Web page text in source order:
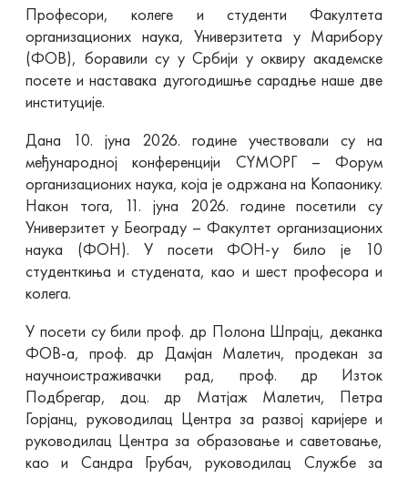
Професори, колеге и студенти Факултета
организационих наука, Универзитета у Марибору
(ФОВ), боравили су у Србији у оквиру академске
посете и наставака дугогодишње сарадње наше две
институције.
Дана 10. јуна 2026. године учествовали су на
међународној конференцији СYМОРГ – Форум
организационих наука, која је одржана на Копаонику.
Након тога, 11. јуна 2026. године посетили су
Универзитет у Београду – Факултет организационих
наука (ФОН). У посети ФОН-у било је 10
студенткиња и студената, као и шест професора и
колега.
У посети су били проф. др Полона Шпрајц, деканка
ФОВ-а, проф. др Дамјан Малетич, продекан за
научноистраживачки рад, проф. др Изток
Подбрегар, доц. др Матјаж Малетич, Петра
Горјанц, руководилац Центра за развој каријере и
руководилац Центра за образовање и саветовање,
као и Сандра Грубач, руководилац Службе за